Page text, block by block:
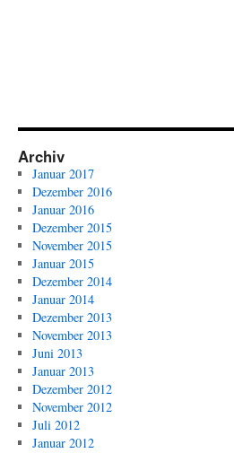
Archiv
Januar 2017
Dezember 2016
Januar 2016
Dezember 2015
November 2015
Januar 2015
Dezember 2014
Januar 2014
Dezember 2013
November 2013
Juni 2013
Januar 2013
Dezember 2012
November 2012
Juli 2012
Januar 2012